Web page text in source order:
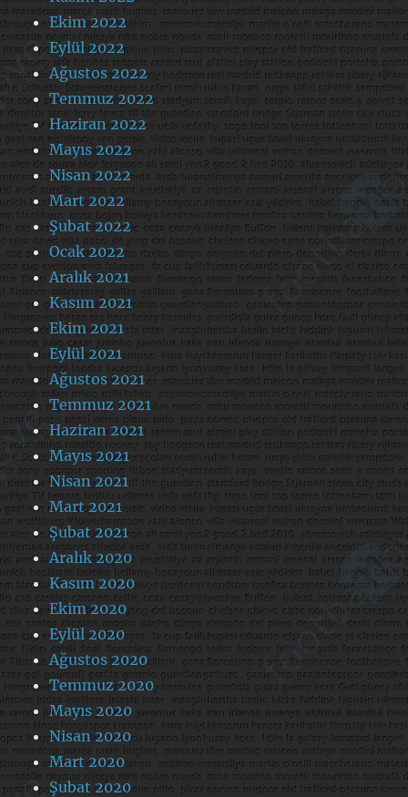
Ekim 2022
Eylül 2022
Ağustos 2022
Temmuz 2022
Haziran 2022
Mayıs 2022
Nisan 2022
Mart 2022
Şubat 2022
Ocak 2022
Aralık 2021
Kasım 2021
Ekim 2021
Eylül 2021
Ağustos 2021
Temmuz 2021
Haziran 2021
Mayıs 2021
Nisan 2021
Mart 2021
Şubat 2021
Aralık 2020
Kasım 2020
Ekim 2020
Eylül 2020
Ağustos 2020
Temmuz 2020
Mayıs 2020
Nisan 2020
Mart 2020
Şubat 2020